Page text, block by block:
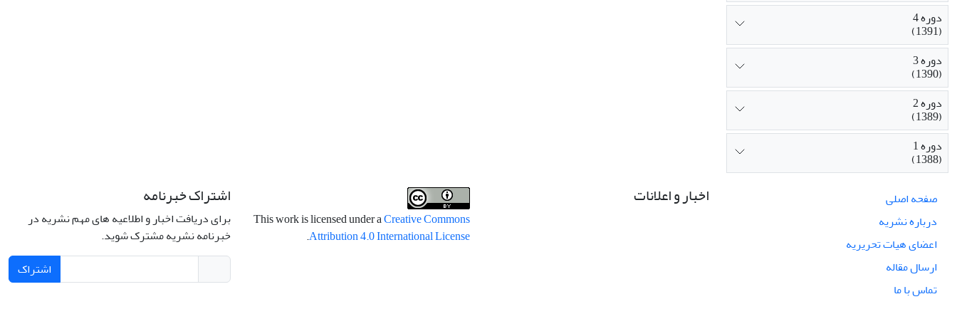
دوره 4
(1391)
دوره 3
(1390)
دوره 2
(1389)
دوره 1
(1388)
صفحه اصلی
درباره نشریه
اعضای هیات تحریریه
ارسال مقاله
تماس با ما
اخبار و اعلانات
This work is licensed under aCreative Commons
Attribution 4.0 International License
.
اشتراک خبرنامه
برای دریافت اخبار و اطلاعیه های مهم نشریه در
خبرنامه نشریه مشترک شوید.
اشتراک